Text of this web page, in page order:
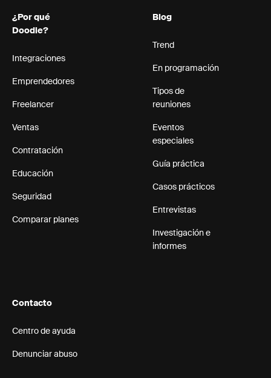
¿Por qué
Doodle?
Integraciones
Emprendedores
Freelancer
Ventas
Contratación
Educación
Seguridad
Comparar planes
Blog
Trend
En programación
Tipos de
reuniones
Eventos
especiales
Guía práctica
Casos prácticos
Entrevistas
Investigación e
informes
Contacto
Centro de ayuda
Denunciar abuso